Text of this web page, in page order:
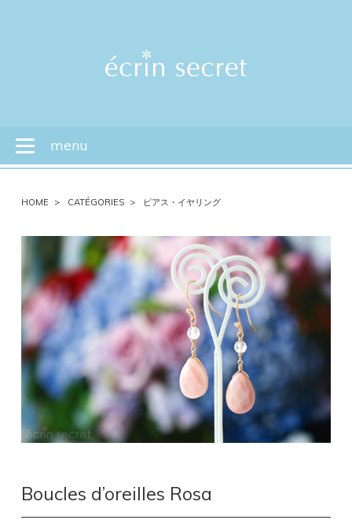
Toggle
navigation
menu
HOME CATÉGORIES ピアス・イヤリング
Boucles d’oreilles Rosa